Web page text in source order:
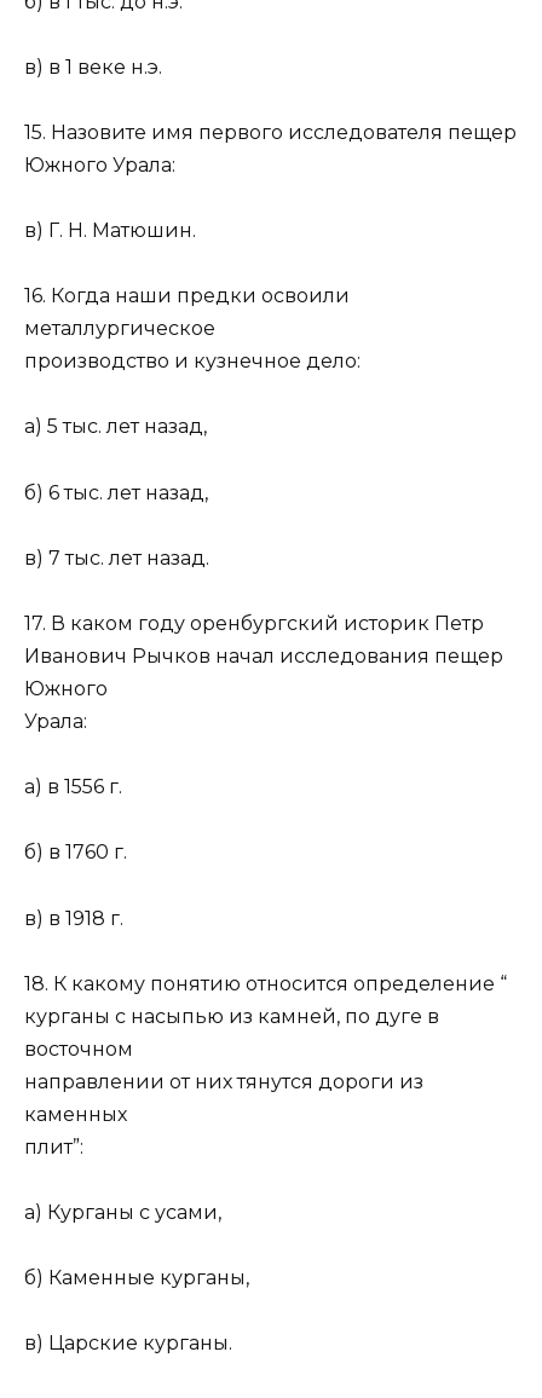
в) в 1 веке н.э.
15. Назовите имя первого исследователя пещер
Южного Урала:
в) Г. Н. Матюшин.
16. Когда наши предки освоили
металлургическое
производство и кузнечное дело:
а) 5 тыс. лет назад,
б) 6 тыс. лет назад,
в) 7 тыс. лет назад.
17. В каком году оренбургский историк Петр
Иванович Рычков начал исследования пещер
Южного
Урала:
а) в 1556 г.
б) в 1760 г.
в) в 1918 г.
18. К какому понятию относится определение “
курганы с насыпью из камней, по дуге в
восточном
направлении от них тянутся дороги из
каменных
плит”:
а) Курганы с усами,
б) Каменные курганы,
в) Царские курганы.